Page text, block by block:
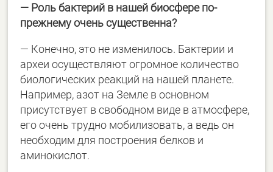
― Роль бактерий в нашей биосфере по-
прежнему очень существенна?
― Конечно, это не изменилось. Бактерии и
археи осуществляют огромное количество
биологических реакций на нашей планете.
Например, азот на Земле в основном
присутствует в свободном виде в атмосфере,
его очень трудно мобилизовать, а ведь он
необходим для построения белков и
аминокислот.